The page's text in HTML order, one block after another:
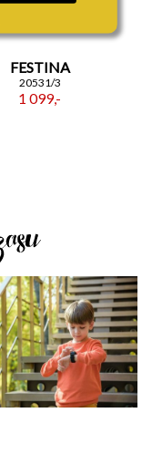
FESTINA
20531/3
1 099,-